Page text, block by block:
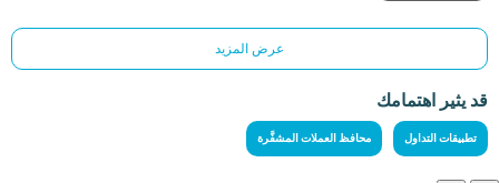
عرض المزيد
قد يثير اهتمامك
تطبيقات التداول محافظ العملات المشفَّرة